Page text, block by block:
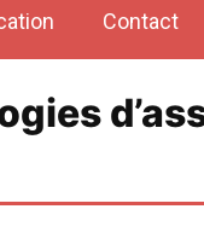
Contact